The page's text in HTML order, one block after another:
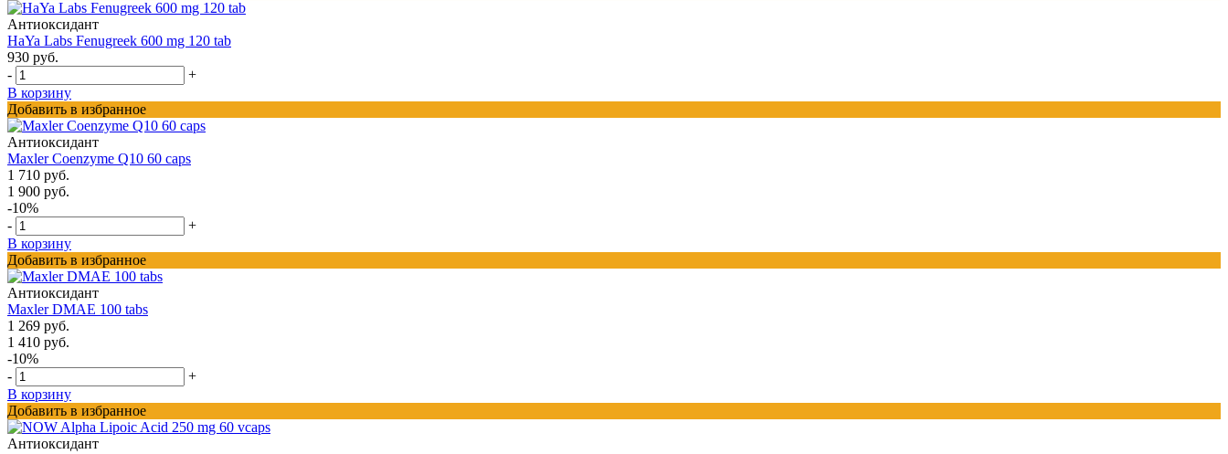
Антиоксидант
HaYa Labs Fenugreek 600 mg 120 tab
930 руб.
-
+
В корзину
Добавить в избранное
Антиоксидант
Maxler Coenzyme Q10 60 caps
1 710 руб.
1 900 руб.
-10%
-
+
В корзину
Добавить в избранное
Антиоксидант
Maxler DMAE 100 tabs
1 269 руб.
1 410 руб.
-10%
-
+
В корзину
Добавить в избранное
Антиоксидант